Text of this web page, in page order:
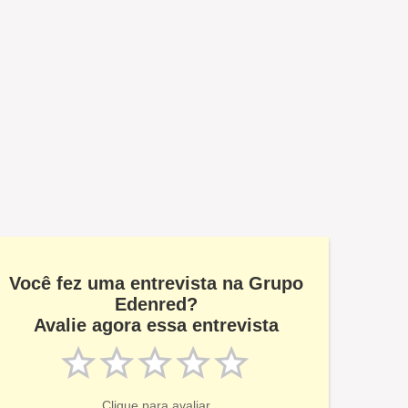
Você fez uma entrevista na Grupo
Edenred?
Avalie agora essa entrevista